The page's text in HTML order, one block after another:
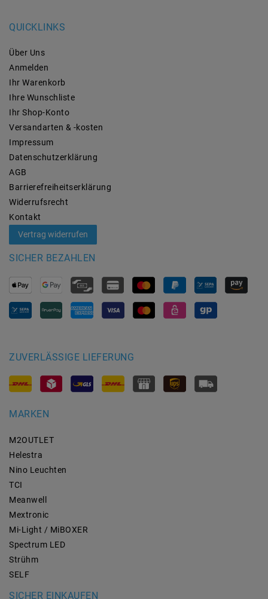
QUICKLINKS
Über Uns
Anmelden
Ihr Warenkorb
Ihre Wunschliste
Ihr Shop-Konto
Versandarten & -kosten
Impressum
Daten­schutz­erklärung
AGB
Barrierefreiheitserklärung
Widerrufs­recht
Kontakt
Vertrag widerrufen
SICHER BEZAHLEN
ZUVERLÄSSIGE LIEFERUNG
MARKEN
M2OUTLET
Helestra
Nino Leuchten
TCI
Meanwell
Mextronic
Mi-Light / MiBOXER
Spectrum LED
Strühm
SELF
SICHER EINKAUFEN